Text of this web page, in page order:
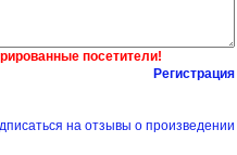
посетители!
Регистрация
на отзывы о произведении